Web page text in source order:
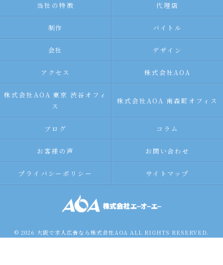
当社の特徴 代理店
制作 バイトル
会社 デザイン
アクセス 株式会社AOA
株式会社AOA 東京 渋谷オフィ
ス
株式会社AOA 南森町オフィス
ブログ コラム
お客様の声 お問い合わせ
プライバシーポリシー サイトマップ
© 2026 大阪で求人広告なら株式会社AOA ALL RIGHTS RESERVED.